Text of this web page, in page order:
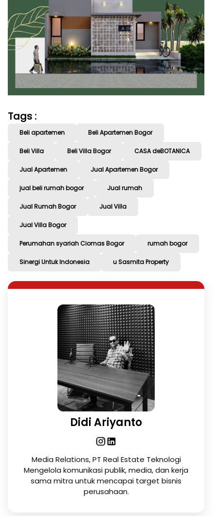
Tags :
Beli apartemen Beli Apartemen Bogor
Beli Villa Beli Villa Bogor CASA deBOTANICA
Jual Apartemen Jual Apartemen Bogor
jual beli rumah bogor Jual rumah
Jual Rumah Bogor Jual Villa
Jual Villa Bogor
Perumahan syariah Ciomas Bogor rumah bogor
Sinergi Untuk Indonesia u Sasmita Property
Didi Ariyanto
Media Relations, PT Real Estate Teknologi
Mengelola komunikasi publik, media, dan kerja
sama mitra untuk mencapai target bisnis
perusahaan.